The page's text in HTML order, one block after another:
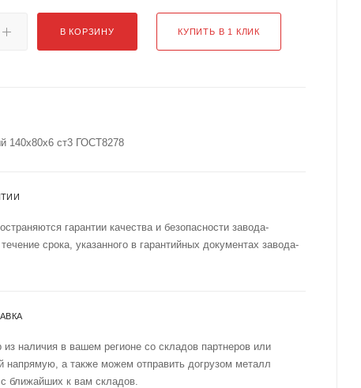
В КОРЗИНУ КУПИТЬ В 1 КЛИК
140х80х6 ст3 ГОСТ8278
гарантии качества и безопасности завода-
течение срока, указанного в гарантийных документах завода-
из наличия в вашем регионе со складов партнеров или
напрямую, а также можем отправить догрузом металл
ближайших к вам складов.